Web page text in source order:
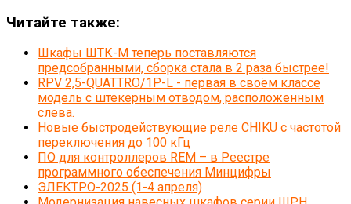
Читайте также:
Шкафы ШТК-М теперь поставляются
предсобранными, сборка стала в 2 раза быстрее!
RPV 2,5-QUATTRO/1P-L - первая в своём классе
модель с штекерным отводом, расположенным
слева.
Новые быстродействующие реле CHIKU с частотой
переключения до 100 кГц
ПО для контроллеров REM – в Реестре
программного обеспечения Минцифры
ЭЛЕКТРО-2025 (1-4 апреля)